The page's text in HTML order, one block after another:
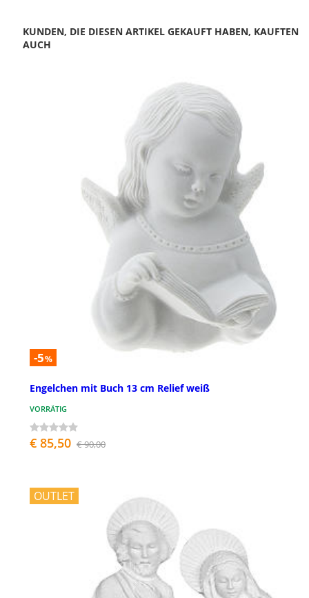
KUNDEN, DIE DIESEN ARTIKEL GEKAUFT HABEN, KAUFTEN
AUCH
-5%
Engelchen mit Buch 13 cm Relief weiß
VORRÄTIG
€ 85,50 € 90,00
OUTLET